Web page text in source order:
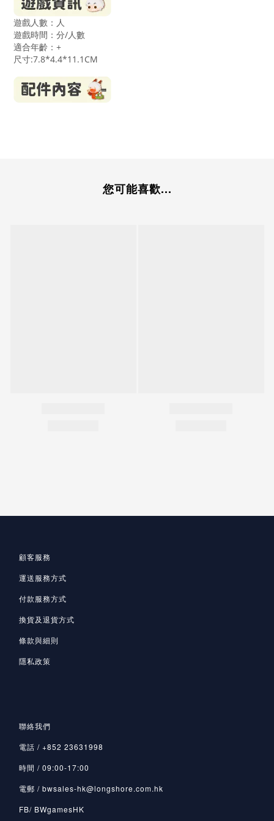
遊戲人數：人
遊戲時間：分/人數
適合年齡： +
尺寸:7.8*4.4*11.1CM
您可能喜歡...
顧客服務
運送服務方式
付款服務方式
換貨及退貨方式
條款與細則
隱私政策
聯絡我們
電話 / +852 23631998
時間 / 09:00-17:00
電郵 / bwsales-hk@longshore.com.hk
FB/ BWgamesHK